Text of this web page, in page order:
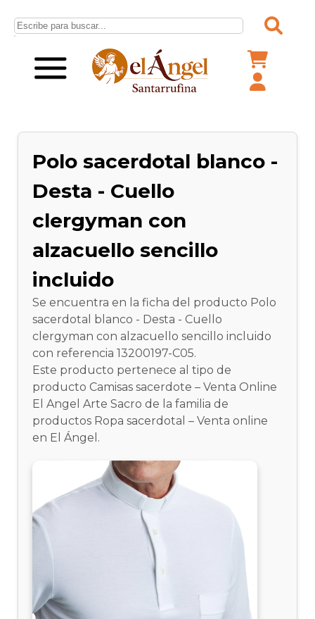
Polo sacerdotal blanco -
Desta - Cuello
clergyman con
alzacuello sencillo
incluido
Se encuentra en la ficha del producto Polo
sacerdotal blanco - Desta - Cuello
clergyman con alzacuello sencillo incluido
con referencia 13200197-C05.
Este producto pertenece al tipo de
producto Camisas sacerdote – Venta Online
El Angel Arte Sacro de la familia de
productos Ropa sacerdotal – Venta online
en El Ángel.